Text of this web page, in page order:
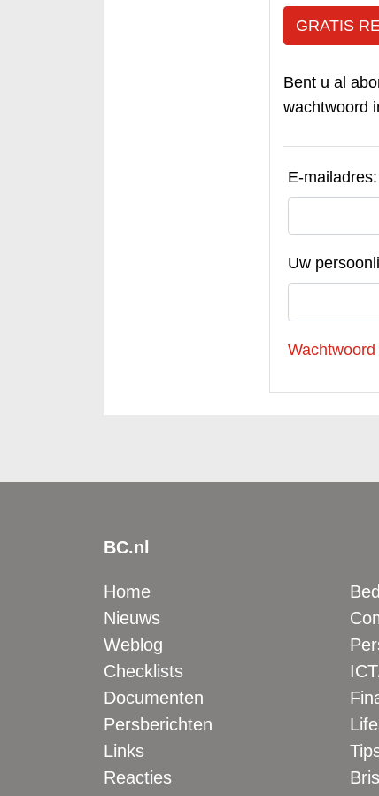
GRATIS
Bent u al
wachtwoord
E-mailadres:
Uw
BC.nl
Home
Nieuws
Weblog
Checklists
Documenten
Persberichten
Links
Reacties